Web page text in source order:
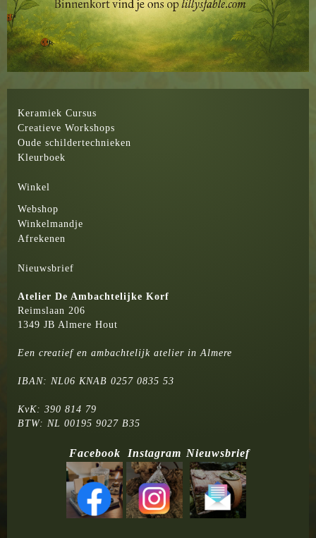
Keramiek Cursus
Creatieve Workshops
Oude schildertechnieken
Kleurboek
Winkel
Webshop
Winkelmandje
Afrekenen
Nieuwsbrief
Atelier De Ambachtelijke Korf
Reimslaan 206
1349 JB Almere Hout
Een creatief en ambachtelijk atelier in Almere
IBAN: NL06 KNAB 0257 0835 53
KvK: 390 814 79
BTW: NL 00195 9027 B35
Facebook Instagram Nieuwsbrief